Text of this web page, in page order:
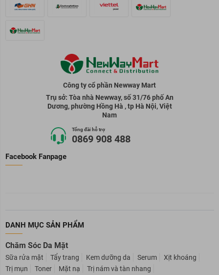
Công ty cổ phần Newway Mart
Trụ sở: Tòa nhà Newway, số 31/76 phố An
Dương, phường Hồng Hà , tp Hà Nội, Việt
Nam
Tổng đài hỗ trợ
0869 908 488
Facebook Fanpage
DANH MỤC SẢN PHẨM
Chăm Sóc Da Mặt
Sữa rửa mặt Tẩy trang Kem dưỡng da Serum
Xịt khoáng
Trị mụn
Toner Mặt nạ
Trị nám và tàn nhang